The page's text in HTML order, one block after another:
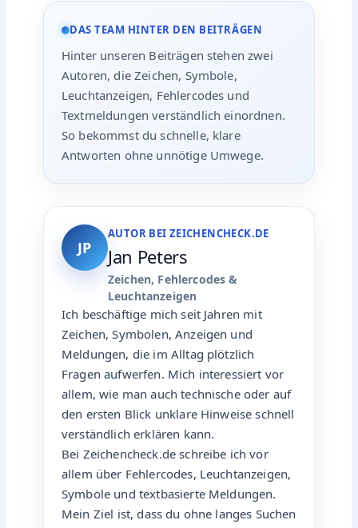
DAS TEAM HINTER DEN BEITRÄGEN
Hinter unseren Beiträgen stehen zwei
Autoren, die Zeichen, Symbole,
Leuchtanzeigen, Fehlercodes und
Textmeldungen verständlich einordnen.
So bekommst du schnelle, klare
Antworten ohne unnötige Umwege.
JP
AUTOR BEI ZEICHENCHECK.DE
Jan Peters
Zeichen, Fehlercodes &
Leuchtanzeigen
Ich beschäftige mich seit Jahren mit
Zeichen, Symbolen, Anzeigen und
Meldungen, die im Alltag plötzlich
Fragen aufwerfen. Mich interessiert vor
allem, wie man auch technische oder auf
den ersten Blick unklare Hinweise schnell
verständlich erklären kann.
Bei Zeichencheck.de schreibe ich vor
allem über Fehlercodes, Leuchtanzeigen,
Symbole und textbasierte Meldungen.
Mein Ziel ist, dass du ohne langes Suchen